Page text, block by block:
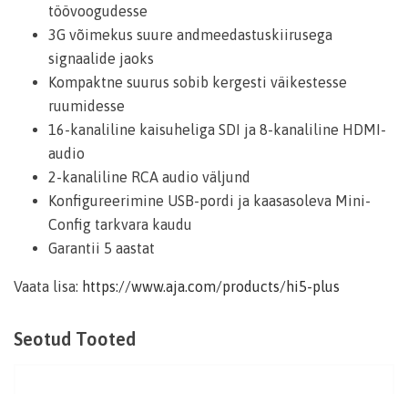
töövoogudesse
3G võimekus suure andmeedastuskiirusega
signaalide jaoks
Kompaktne suurus sobib kergesti väikestesse
ruumidesse
16-kanaliline kaisuheliga SDI ja 8-kanaliline HDMI-
audio
2-kanaliline RCA audio väljund
Konfigureerimine USB-pordi ja kaasasoleva Mini-
Config tarkvara kaudu
Garantii 5 aastat
Vaata lisa: https://www.aja.com/products/hi5-plus
Seotud Tooted